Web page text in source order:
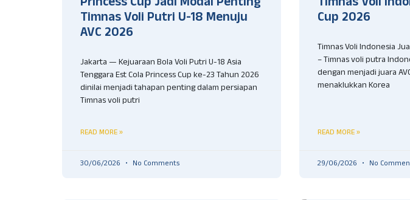
Timnas Voli Putri U-18 Menuju
AVC 2026
Jakarta — Kejuaraan Bola Voli Putri U-18 Asia
Tenggara Est Cola Princess Cup ke-23 Tahun 2026
dinilai menjadi tahapan penting dalam persiapan
Timnas voli putri
READ MORE »
30/06/2026 No Comments
Cup 2026
Timnas Voli Indonesia
– Timnas voli putra
dengan menjadi juara
menaklukkan Korea
READ MORE »
29/06/2026 No